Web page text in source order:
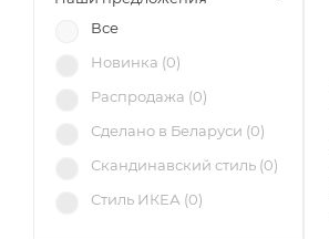
Все
Новинка (0)
Распродажа (0)
Сделано в Беларуси (0)
Скандинавский стиль (0)
Стиль ИКЕА (0)